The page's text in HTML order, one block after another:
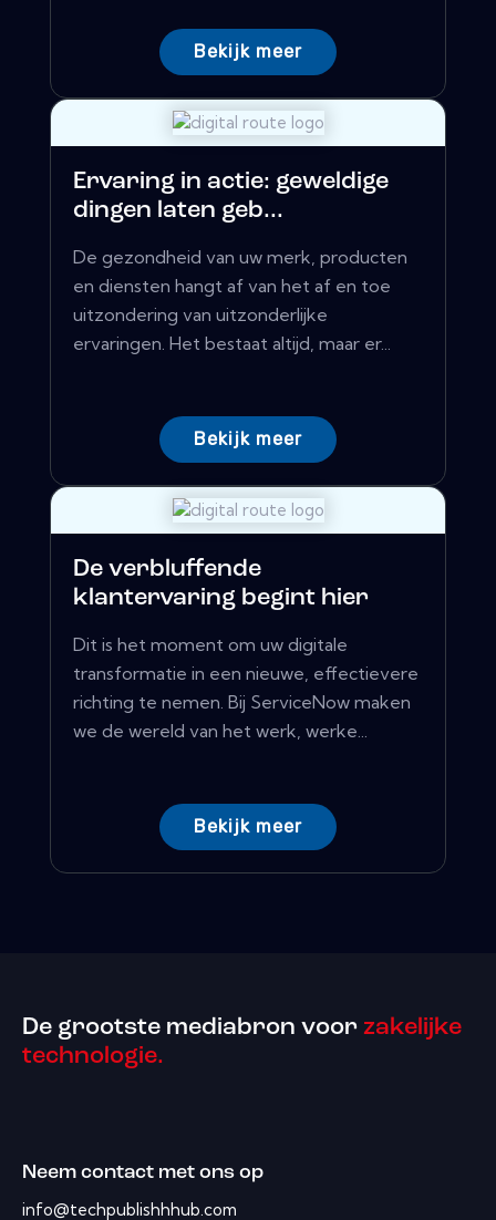
Bekijk meer
Ervaring in actie: geweldige
dingen laten geb...
De gezondheid van uw merk, producten
en diensten hangt af van het af en toe
uitzondering van uitzonderlijke
ervaringen. Het bestaat altijd, maar er...
Bekijk meer
De verbluffende
klantervaring begint hier
Dit is het moment om uw digitale
transformatie in een nieuwe, effectievere
richting te nemen. Bij ServiceNow maken
we de wereld van het werk, werke...
Bekijk meer
De grootste mediabron voor zakelijke
technologie.
Neem contact met ons op
info@techpublishhhub.com